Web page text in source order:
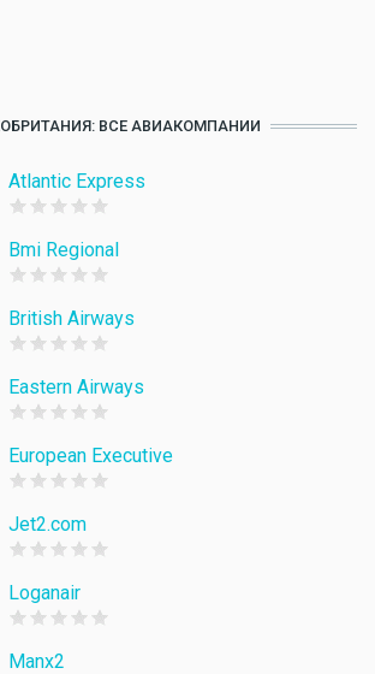
ВСЕ АВИАКОМПАНИИ
Atlantic Express
Bmi Regional
British Airways
Eastern Airways
European Executive
Jet2.com
Loganair
Manx2